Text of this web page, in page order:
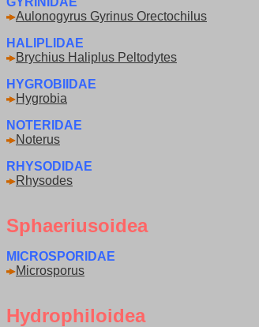
Aulonogyrus Gyrinus Orectochilus
HALIPLIDAE
Brychius Haliplus Peltodytes
HYGROBIIDAE
Hygrobia
NOTERIDAE
Noterus
RHYSODIDAE
Rhysodes
Sphaeriusoidea
MICROSPORIDAE
Microsporus
Hydrophiloidea